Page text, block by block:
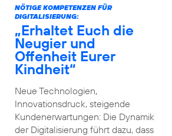
NÖTIGE KOMPETENZEN FÜR
DIGITALISIERUNG:
„Erhaltet Euch die
Neugier und
Offenheit Eurer
Kindheit“
Neue Technologien,
Innovationsdruck, steigende
Kundenerwartungen: Die Dynamik
der Digitalisierung führt dazu, dass